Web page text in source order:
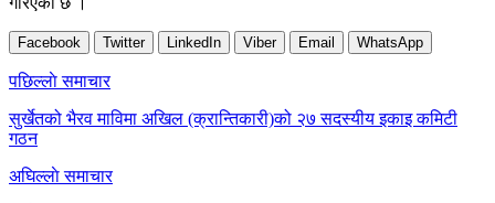
Facebook Twitter LinkedIn Viber Email WhatsApp
Post
navigation
पछिल्लाे समाचार
सुर्खेतको भैरव माविमा अखिल (क्रान्तिकारी)को २७ सदस्यीय इकाइ कमिटी
गठन
अघिल्लाे समाचार